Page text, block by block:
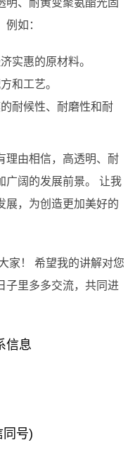
明、耐黄变聚氨酯光固
如：
实惠的原材料。
和工艺。
耐候性、耐磨性和耐
理由相信，高透明、耐
广阔的发展前景。 让我
展，为创造更加美好的
家！ 希望我的讲解对您
子里多多交流，共同进
信息
同号)